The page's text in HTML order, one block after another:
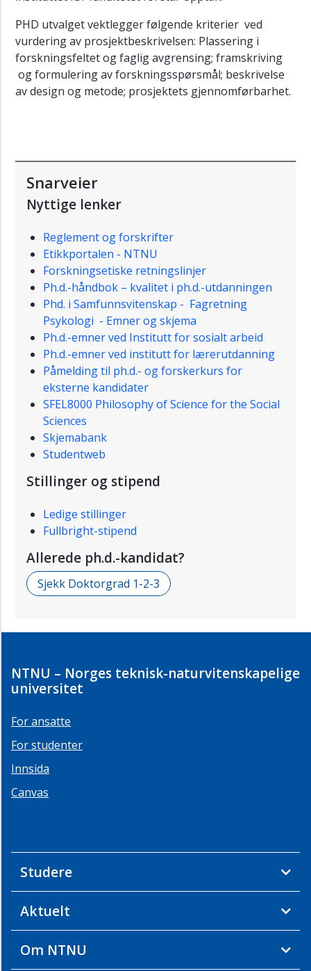
PHD utvalget vektlegger følgende kriterier ved
vurdering av prosjektbeskrivelsen: Plassering i
forskningsfeltet og faglig avgrensing; framskriving
og formulering av forskningsspørsmål; beskrivelse
av design og metode; prosjektets gjennomførbarhet.
Snarveier
Nyttige lenker
Reglement og forskrifter
Etikkportalen - NTNU
Forskningsetiske retningslinjer
Ph.d.-håndbok – kvalitet i ph.d.-utdanningen
Phd. i Samfunnsvitenskap - Fagretning
Psykologi - Emner og skjema
Ph.d.-emner ved Institutt for sosialt arbeid
Ph.d.-emner ved institutt for lærerutdanning
Påmelding til ph.d.- og forskerkurs for
eksterne kandidater
SFEL8000 Philosophy of Science for the Social
Sciences
Skjemabank
Studentweb
Stillinger og stipend
Ledige stillinger
Fullbright-stipend
Allerede ph.d.-kandidat?
Sjekk Doktorgrad 1-2-3
NTNU – Norges teknisk-naturvitenskapelige
universitet
For ansatte
For studenter
Innsida
Canvas
Studere
Aktuelt
Om NTNU